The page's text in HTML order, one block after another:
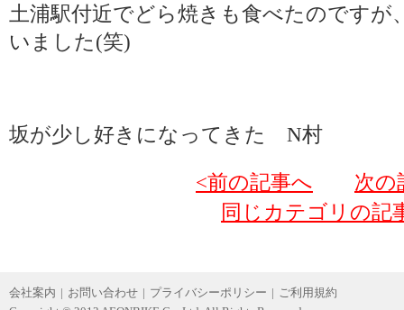
土浦駅付近でどら焼きも食べたのですが
いました(笑)
坂が少し好きになってきた N村
<前の記事へ
次の
同じカテゴリの記
会社案内 | お問い合わせ | プライバシーポリシー | ご利用規約